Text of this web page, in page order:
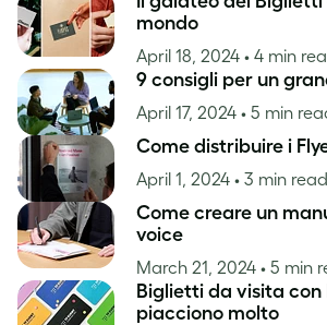
mondo
April 18, 2024 • 4 min
9 consigli per un
April 17, 2024 • 5 min
Come distribuire i
April 1, 2024 • 3 min read
Come creare un
voice
March 21, 2024 • 5 min
Biglietti da visita con
piacciono molto